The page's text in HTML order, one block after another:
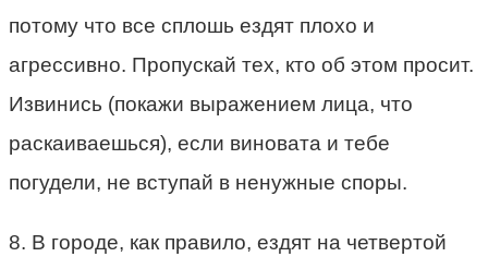
потому что все сплошь ездят плохо и
агрессивно. Пропускай тех, кто об этом просит.
Извинись (покажи выражением лица, что
раскаиваешься), если виновата и тебе
погудели, не вступай в ненужные споры.
8. В городе, как правило, ездят на четвертой